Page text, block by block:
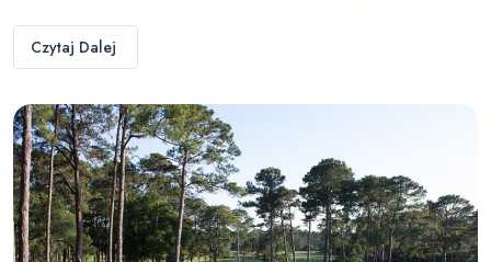
Czytaj Dalej